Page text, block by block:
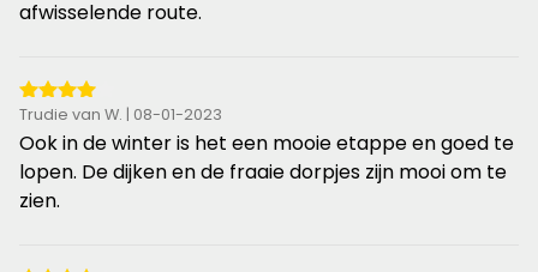
5
afwisselende route.
4
van
de
5
Trudie van W. | 08-01-2023
Ook in de winter is het een mooie etappe en goed te
lopen. De dijken en de fraaie dorpjes zijn mooi om te
zien.